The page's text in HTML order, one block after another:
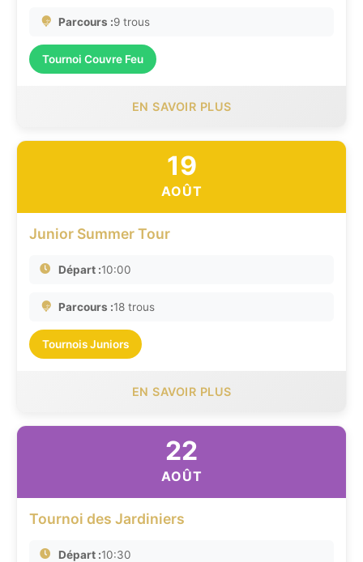
Parcours :9 trous
Tournoi Couvre Feu
EN SAVOIR PLUS
19
AOÛT
Junior Summer Tour
Départ :10:00
Parcours :18 trous
Tournois Juniors
EN SAVOIR PLUS
22
AOÛT
Tournoi des Jardiniers
Départ :10:30